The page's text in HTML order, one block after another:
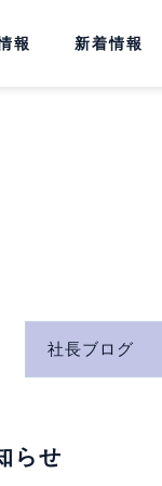
報 新着情報
社長ブログ
らせ